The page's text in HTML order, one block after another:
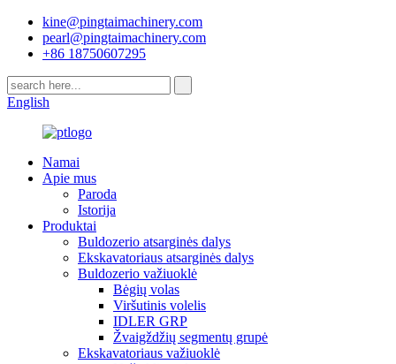
kine@pingtaimachinery.com
pearl@pingtaimachinery.com
+86 18750607295
English
Namai
Apie mus
Paroda
Istorija
Produktai
Buldozerio atsarginės dalys
Ekskavatoriaus atsarginės dalys
Buldozerio važiuoklė
Bėgių volas
Viršutinis volelis
IDLER GRP
Žvaigždžių segmentų grupė
Ekskavatoriaus važiuoklė